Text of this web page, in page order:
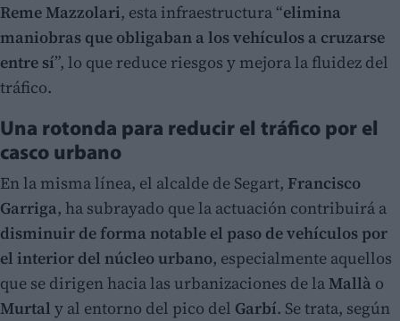
Reme Mazzolari, esta infraestructura “elimina
maniobras que obligaban a los vehículos a cruzarse
entre sí”, lo que reduce riesgos y mejora la fluidez del
tráfico.
Una rotonda para reducir el tráfico por el
casco urbano
En la misma línea, el alcalde de Segart, Francisco
Garriga, ha subrayado que la actuación contribuirá a
disminuir de forma notable el paso de vehículos por
el interior del núcleo urbano, especialmente aquellos
que se dirigen hacia las urbanizaciones de laMallà o
Murtal y al entorno del pico del Garbí. Se trata, según